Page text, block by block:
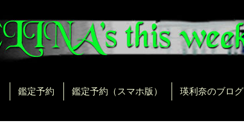
鑑定予約 鑑定予約（スマホ版）
瑛利奈のブログ